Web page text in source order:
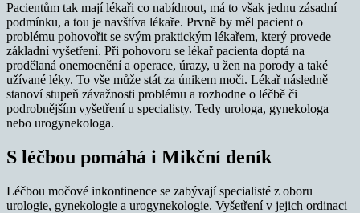
Pacientům tak mají lékaři co nabídnout, má to však jednu zásadní
podmínku, a tou je navštíva lékaře. Prvně by měl pacient o
problému pohovořit se svým praktickým lékařem, který provede
základní vyšetření. Při pohovoru se lékař pacienta doptá na
prodělaná onemocnění a operace, úrazy, u žen na porody a také
užívané léky. To vše může stát za únikem moči. Lékař následně
stanoví stupeň závažnosti problému a rozhodne o léčbě či
podrobnějším vyšetření u specialisty. Tedy urologa, gynekologa
nebo urogynekologa.
S léčbou pomáhá i Mikční deník
Léčbou močové inkontinence se zabývají specialisté z oboru
urologie, gynekologie a urogynekologie. Vyšetření v jejich ordinaci